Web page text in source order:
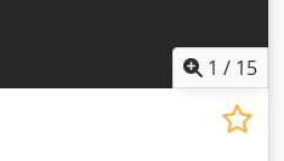
1 / 15